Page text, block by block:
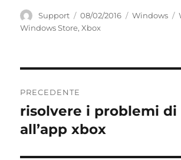
Autore
Support
Pubblicato
il
08/02/2016 Categorie
Windows
Windows Store,Xbox
articoli
PRECEDENTE
Articolo
precedente:
risolvere i problemi di
all’app xbox